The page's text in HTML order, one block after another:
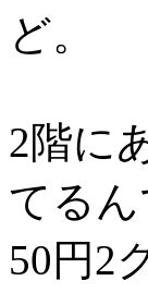
ど。
2階に
てるん
50円2